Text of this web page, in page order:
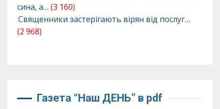
сина, а… (3 160)
Священники застерігають вірян від послуг…
(2 968)
Газета “Наш ДЕНЬ” в pdf